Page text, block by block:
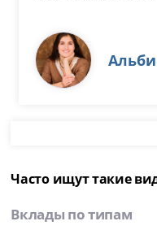
Часто ищут такие
Вклады по типам